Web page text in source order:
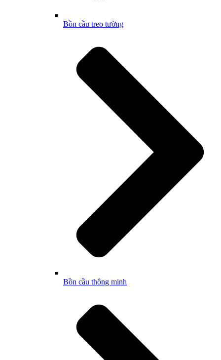
Bồn cầu treo tường
Bồn cầu thông minh